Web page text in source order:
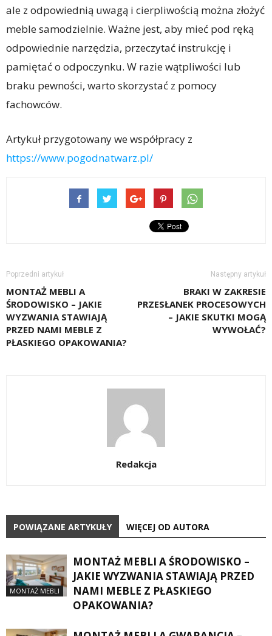
ale z odpowiednią uwagą i cierpliwością można złożyć
meble samodzielnie. Ważne jest, aby mieć pod ręką
odpowiednie narzędzia, przeczytać instrukcję i
pamiętać o odpoczynku. W razie wątpliwości lub
braku pewności, warto skorzystać z pomocy
fachowców.
Artykuł przygotowany we współpracy z
https://www.pogodnatwarz.pl/
Poprzedni artykuł
MONTAŻ MEBLI A
ŚRODOWISKO – JAKIE
WYZWANIA STAWIAJĄ
PRZED NAMI MEBLE Z
PŁASKIEGO OPAKOWANIA?
Następny artykuł
BRAKI W ZAKRESIE
PRZESŁANEK PROCESOWYCH
– JAKIE SKUTKI MOGĄ
WYWOŁAĆ?
Redakcja
POWIĄZANE ARTYKUŁY WIĘCEJ OD AUTORA
MONTAŻ MEBLI
MONTAŻ MEBLI A ŚRODOWISKO –
JAKIE WYZWANIA STAWIAJĄ PRZED
NAMI MEBLE Z PŁASKIEGO
OPAKOWANIA?